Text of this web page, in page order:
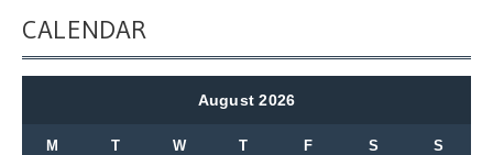
CALENDAR
August 2026
M T W T F S S